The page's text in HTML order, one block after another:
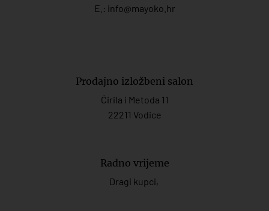
E.: info@mayoko. hr
Prodajno izložbeni salon
Ćirila i Metoda 11
22211 Vodice
Radno vrijeme
Dragi kupci,